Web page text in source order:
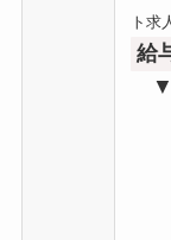
ト求
給
▼
定
▼